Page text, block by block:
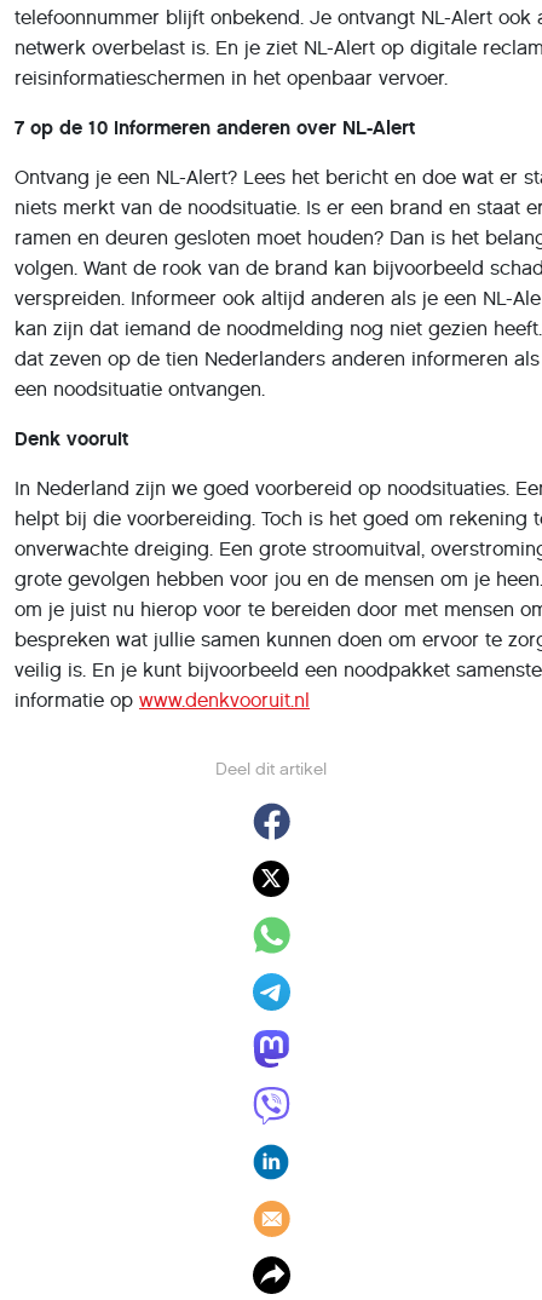
Deel dit artikel
telefoonnummer blijft onbekend. Je ontvangt NL-Alert ook
netwerk overbelast is. En je ziet NL-Alert op digitale
reisinformatieschermen in het openbaar vervoer.
7 op de 10 informeren anderen over NL-Alert
Ontvang je een NL-Alert? Lees het bericht en doe wat er
niets merkt van de noodsituatie. Is er een brand en staat
ramen en deuren gesloten moet houden? Dan is het
volgen. Want de rook van de brand kan bijvoorbeeld
verspreiden. Informeer ook altijd anderen als je een NL-
kan zijn dat iemand de noodmelding nog niet gezien
dat zeven op de tien Nederlanders anderen informeren
een noodsituatie ontvangen.
Denk vooruit
In Nederland zijn we goed voorbereid op noodsituaties.
helpt bij die voorbereiding. Toch is het goed om rekening
onverwachte dreiging. Een grote stroomuitval,
grote gevolgen hebben voor jou en de mensen om je
om je juist nu hierop voor te bereiden door met mensen
bespreken wat jullie samen kunnen doen om ervoor te
veilig is. En je kunt bijvoorbeeld een noodpakket
informatie op www.denkvooruit.nl